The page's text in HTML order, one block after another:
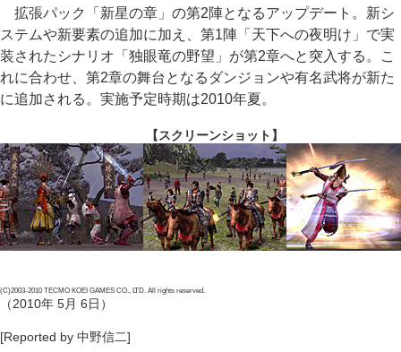
拡張パック「新星の章」の第2陣となるアップデート。新シ
ステムや新要素の追加に加え、第1陣「天下への夜明け」で実
装されたシナリオ「独眼竜の野望」が第2章へと突入する。こ
れに合わせ、第2章の舞台となるダンジョンや有名武将が新た
に追加される。実施予定時期は2010年夏。
【スクリーンショット】
(C)2003-2010 TECMO KOEI GAMES CO., LTD. All rights reserved.
（2010年 5月 6日）
[Reported by 中野信二]